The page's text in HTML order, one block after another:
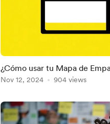
¿Cómo usar tu Mapa de
Nov 12, 2024 904 views